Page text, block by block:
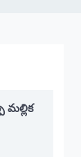
మల్లిక